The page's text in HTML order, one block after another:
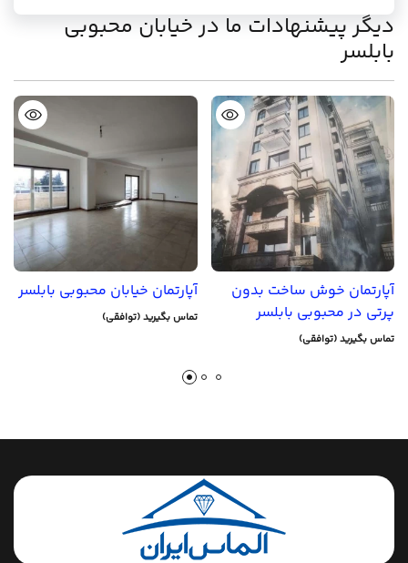
دیگر پیشنهادات ما در خیابان محبوبی
بابلسر
آپارتمان خیابان محبوبی بابلسر
تماس بگیرید (توافقی)
آپارتمان خوش ساخت بدون
پرتی در محبوبی بابلسر
تماس بگیرید (توافقی)